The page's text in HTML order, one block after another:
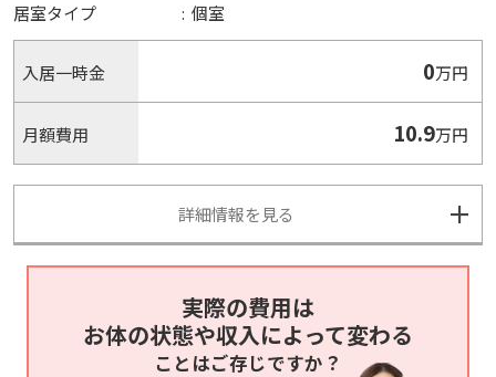
居室タイプ : 個室
入居一時金 0万円
月額費用 10.9万円
詳細情報を見る
実際の費用は
お体の状態や収入によって変わる
ことはご存じですか？